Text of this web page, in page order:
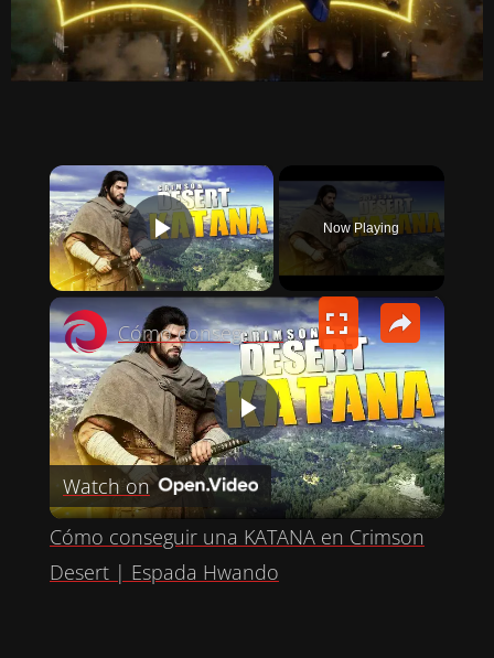
×
PLAY VIDEO
Now Playing
×
P
L
A
Cómo conseguir una KATANA en Crimson Desert | Espada Hwando
Watch on
Cómo conseguir una KATANA en Crimson
Desert | Espada Hwando